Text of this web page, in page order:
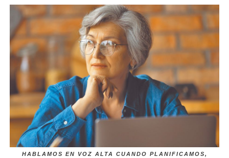
HABLAMOS EN VOZ ALTA CUANDO PLANIFICAMOS,